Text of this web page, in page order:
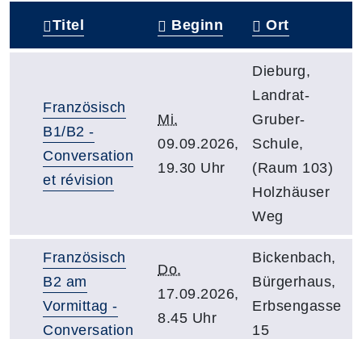
Titel Beginn Ort
Französisch
B1/B2 -
Conversation
et révision
Mi.
09.09.2026,
19.30 Uhr
Dieburg,
Landrat-
Gruber-
Schule,
(Raum 103)
Holzhäuser
Weg
Französisch
B2 am
Vormittag -
Conversation
Do.
17.09.2026,
8.45 Uhr
Bickenbach,
Bürgerhaus,
Erbsengasse
15